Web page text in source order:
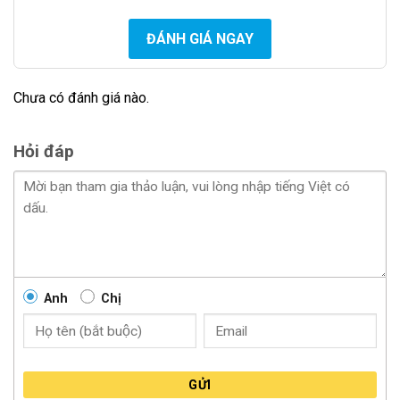
vẻ đẹp sang trọng cho xế yêu của bạn.
Bi gầm Tiger Light có tuổi thọ lên đến 3500 giờ, gấp
giúp bạn tiết kiệm chi phí thay thế bóng đèn và bảo
dưỡng xe.
Chống nước:
ĐÁNH GIÁ NGAY
Chưa có đánh giá nào.
Hỏi đáp
Anh Chị
GỬI